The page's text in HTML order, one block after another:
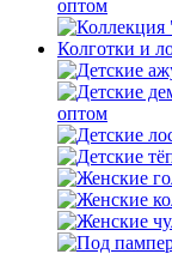
оптом
Колготки и
оптом